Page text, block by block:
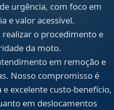
urgência, com foco em
e valor acessível.
o procedimento e
da moto.
em remoção e
Nosso compromisso é
excelente custo-benefício,
em deslocamentos